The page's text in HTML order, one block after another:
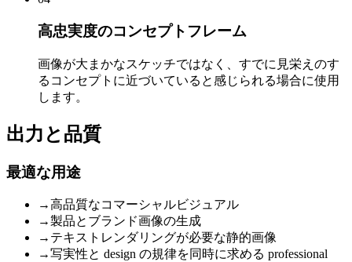
高忠実度のコンセプトフレーム
画像が大まかなスケッチではなく、すでに見栄えのす
るコンセプトに近づいていると感じられる場合に使用
します。
出力と品質
最適な用途
→高品質なコマーシャルビジュアル
→製品とブランド画像の生成
→ テキストレンダリングが必要な静的画像
→写実性と design の規律を同時に求める professional